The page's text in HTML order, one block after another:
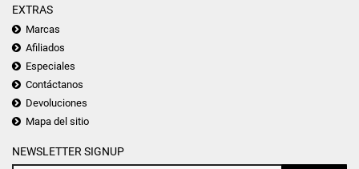
EXTRAS
Marcas
Afiliados
Especiales
Contáctanos
Devoluciones
Mapa del sitio
NEWSLETTER SIGNUP